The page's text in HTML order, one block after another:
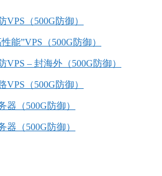
（500G防御）
能”VPS（500G防御）
VPS – 封海外（500G防御）
VPS（500G防御）
器（500G防御）
器（500G防御）